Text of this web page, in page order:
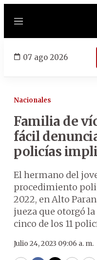
Menú
07 ago 2026
Nacionales
Familia de
fácil
policías
El hermano del
procedimiento
2022, en Alto
jueza que otorgó
cinco de los 11
Julio 24, 2023 09:06 a. m.